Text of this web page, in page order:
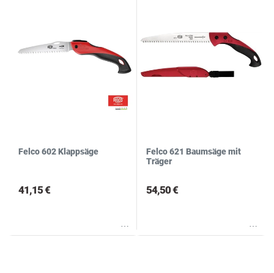
Felco 602 Klappsäge
41,15 €
Felco 621 Baumsäge mit
Träger
54,50 €